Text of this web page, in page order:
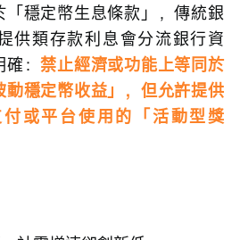
穩定幣生息條款」，傳統銀
供類存款利息會分流銀行資
確：禁止經濟或功能上等同於
穩定幣收益」，但允許提供
或平台使用的「活動型獎